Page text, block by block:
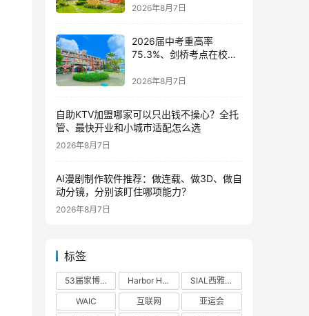
语体系深度解读
2026年8月7日
2026届中考重高率
75.3%、剑桥考点在校
校的17年答卷
2026年8月7日
自助KTV加盟哪家可以只出钱不操心？全托
管、最快开业和小城市适配怎么选
2026年8月7日
AI漫剧制作软件推荐：做连载、做3D、做自
动分镜，分别该盯住哪项能力？
2026年8月7日
标签
53届家博会 Harbor House
SIAL西雅展
WAIC
互联网
亚运会